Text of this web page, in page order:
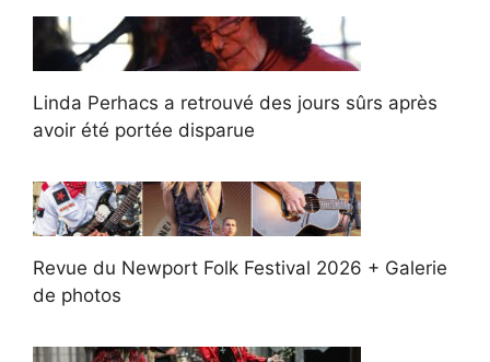
Linda Perhacs a retrouvé des jours sûrs après
avoir été portée disparue
Revue du Newport Folk Festival 2026 + Galerie
de photos